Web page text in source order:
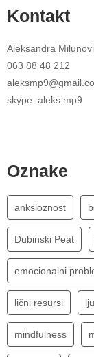
Kontakt
Aleksandra
063 88 48 212
skype: aleks.mp9
Oznake
anksioznost
Dubinski Peat
emocionalni
lični resursi
mindfulness